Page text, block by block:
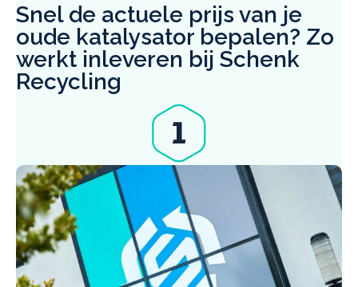
Snel de actuele prijs van je
oude katalysator bepalen? Zo
werkt inleveren bij Schenk
Recycling